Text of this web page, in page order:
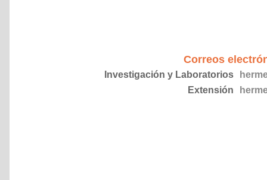
Correos
Investigación y Laboratorios
Extensión